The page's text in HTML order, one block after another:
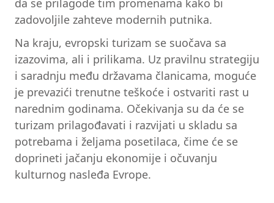
da se prilagode tim promenama kako bi
zadovoljile zahteve modernih putnika.
Na kraju, evropski turizam se suočava sa
izazovima, ali i prilikama. Uz pravilnu strategiju
i saradnju među državama članicama, moguće
je prevazići trenutne teškoće i ostvariti rast u
narednim godinama. Očekivanja su da će se
turizam prilagođavati i razvijati u skladu sa
potrebama i željama posetilaca, čime će se
doprineti jačanju ekonomije i očuvanju
kulturnog nasleđa Evrope.